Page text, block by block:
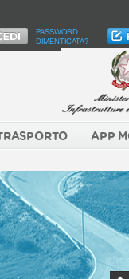
PASSWORD
DIMENTICATA?
APP